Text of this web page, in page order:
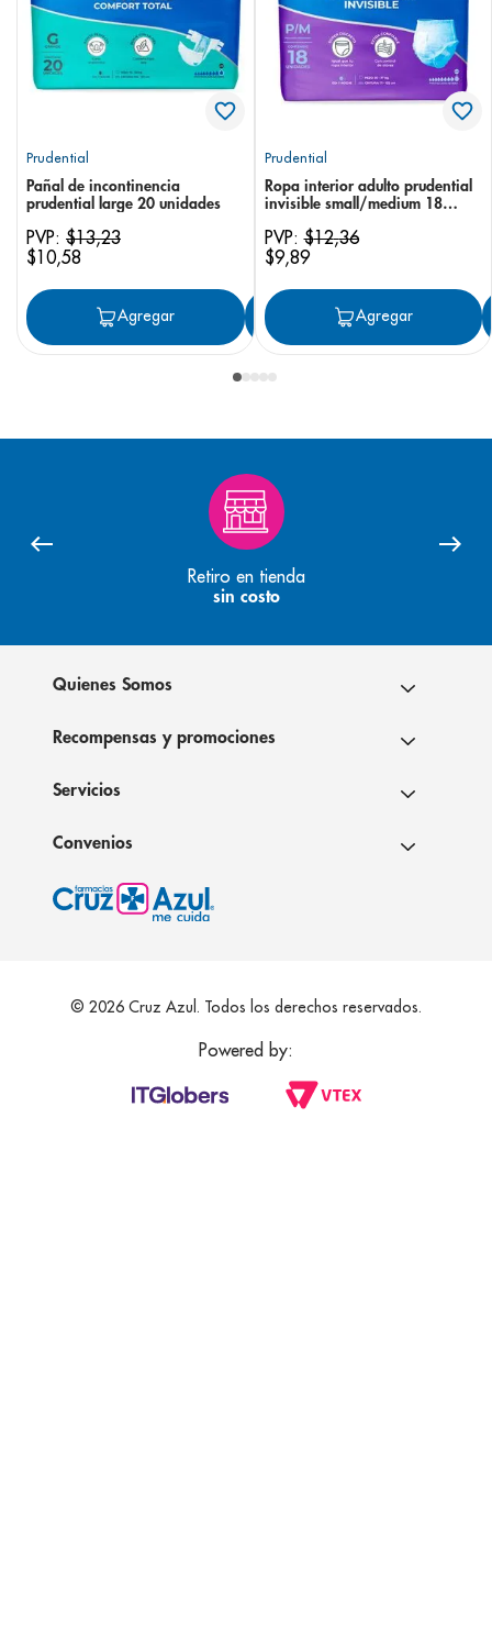
Prudential
Pañal de incontinencia
prudential large 20 unidades
PVP: $13,23
$10,58
Agregar Agregar
Prudential
Ropa interior adulto prudential
invisible small/medium 18
PVP:$12,36
$9,89
Agregar
Retiro en tienda
sin costo
Quienes Somos
Recompensas y promociones
Servicios
Convenios
© 2026 Cruz Azul. Todos los derechos reservados.
Powered by: